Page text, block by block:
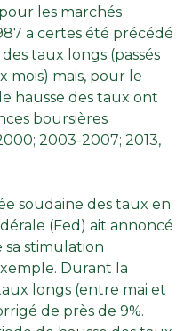
les marchés
a certes été précédé
taux longs (passés
mois) mais, pour le
hausse des taux ont
boursières
2003-2007; 2013,
soudaine des taux en
(Fed) ait annoncé
stimulation
Durant la
longs (entre mai et
de près de 9%.